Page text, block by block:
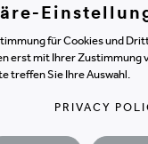
für Cookies und
erst mit Ihrer Zustimmung
treffen Sie Ihre Auswahl.
PRIVACY